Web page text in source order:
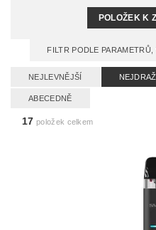
POLOŽEK K
FILTR PODLE
NEJLEVNĚJŠÍ
ABECEDNĚ
17 položek celkem